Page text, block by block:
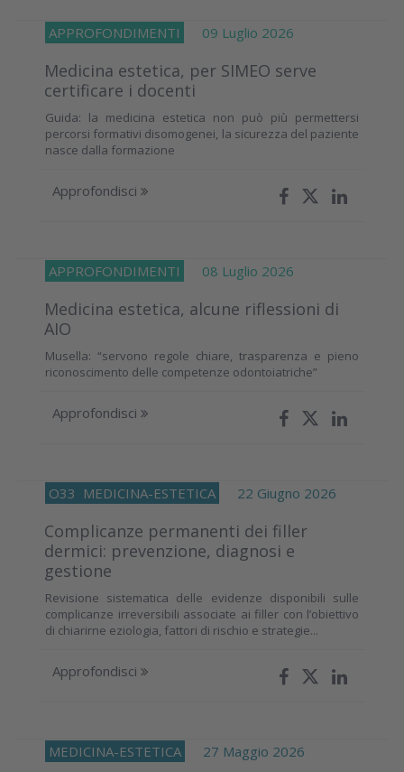
APPROFONDIMENTI 09 Luglio 2026
Medicina estetica, per SIMEO serve
certificare i docenti
Guida: la medicina estetica non può più permettersi
percorsi formativi disomogenei, la sicurezza del paziente
nasce dalla formazione
Approfondisci
APPROFONDIMENTI 08 Luglio 2026
Medicina estetica, alcune riflessioni di
AIO
Musella: “servono regole chiare, trasparenza e pieno
riconoscimento delle competenze odontoiatriche”
Approfondisci
O33 MEDICINA-ESTETICA 22 Giugno 2026
Complicanze permanenti dei filler
dermici: prevenzione, diagnosi e
gestione
Revisione sistematica delle evidenze disponibili sulle
complicanze irreversibili associate ai filler con l’obiettivo
di chiarirne eziologia, fattori di rischio e strategie...
Approfondisci
MEDICINA-ESTETICA 27 Maggio 2026